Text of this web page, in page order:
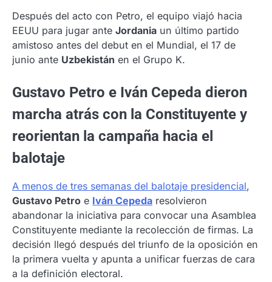
Después del acto con Petro, el equipo viajó hacia
EEUU para jugar ante Jordania un último partido
amistoso antes del debut en el Mundial, el 17 de
junio ante Uzbekistán en el Grupo K.
Gustavo Petro e Iván Cepeda dieron
marcha atrás con la Constituyente y
reorientan la campaña hacia el
balotaje
A menos de tres semanas del balotaje presidencial,
Gustavo Petro e Iván Cepeda resolvieron
abandonar la iniciativa para convocar una Asamblea
Constituyente mediante la recolección de firmas. La
decisión llegó después del triunfo de la oposición en
la primera vuelta y apunta a unificar fuerzas de cara
a la definición electoral.